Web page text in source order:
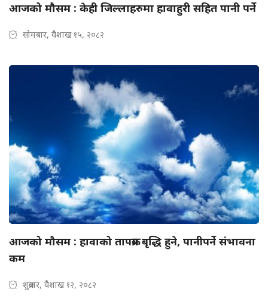
आजको मौसम : केही जिल्लाहरुमा हावाहुरी सहित पानी पर्ने
सोमबार, वैशाख १५, २०८२
आजको मौसम : हावाको तापक्रम बृद्धि हुने, पानीपर्ने संभावना
कम
शुक्रबार, वैशाख १२, २०८२